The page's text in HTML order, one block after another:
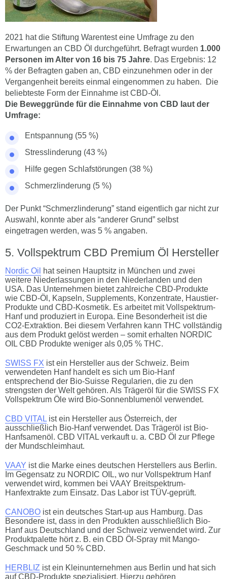
2021 hat die Stiftung Warentest eine Umfrage zu den
Erwartungen an CBD Öl durchgeführt. Befragt wurden 1.000
Personen im Alter von 16 bis 75 Jahre. Das Ergebnis: 12
% der Befragten gaben an, CBD einzunehmen oder in der
Vergangenheit bereits einmal eingenommen zu haben. Die
beliebteste Form der Einnahme ist CBD-Öl.
Die Beweggründe für die Einnahme von CBD laut der
Umfrage:
Entspannung (55 %)
Stresslinderung (43 %)
Hilfe gegen Schlafstörungen (38 %)
Schmerzlinderung (5 %)
Der Punkt “Schmerzlinderung” stand eigentlich gar nicht zur
Auswahl, konnte aber als “anderer Grund” selbst
eingetragen werden, was 5 % angaben.
Vollspektrum CBD Premium Öl Hersteller
Nordic Oil
hat seinen Hauptsitz in München und zwei
weitere Niederlassungen in den Niederlanden und den
USA. Das Unternehmen bietet zahlreiche CBD-Produkte
wie CBD-Öl, Kapseln, Supplements, Konzentrate, Haustier-
Produkte und CBD-Kosmetik. Es arbeitet mit Vollspektrum-
Hanf und produziert in Europa. Eine Besonderheit ist die
CO2-Extraktion. Bei diesem Verfahren kann THC vollständig
aus dem Produkt gelöst werden – somit erhalten NORDIC
OIL CBD Produkte weniger als 0,05 % THC.
SWISS FX ist ein Hersteller aus der Schweiz. Beim
verwendeten Hanf handelt es sich um Bio-Hanf
entsprechend der Bio-Suisse Regularien, die zu den
strengsten der Welt gehören. Als Trägeröl für die SWISS FX
Vollspektrum Öle wird Bio-Sonnenblumenöl verwendet.
CBD VITAL ist ein Hersteller aus Österreich, der
ausschließlich Bio-Hanf verwendet. Das Trägeröl ist Bio-
Hanfsamenöl. CBD VITAL verkauft u. a. CBD Öl zur Pflege
der Mundschleimhaut.
VAAY ist die Marke eines deutschen Herstellers aus Berlin.
Im Gegensatz zu NORDIC OIL, wo nur Vollspektrum Hanf
verwendet wird, kommen bei VAAY Breitspektrum-
Hanfextrakte zum Einsatz. Das Labor ist TÜV-geprüft.
CANOBO ist ein deutsches Start-up aus Hamburg. Das
Besondere ist, dass in den Produkten ausschließlich Bio-
Hanf aus Deutschland und der Schweiz verwendet wird. Zur
Produktpalette hört z. B. ein CBD Öl-Spray mit Mango-
Geschmack und 50 % CBD.
HERBLIZ ist ein Kleinunternehmen aus Berlin und hat sich
auf CBD-Produkte spezialisiert. Hierzu gehören